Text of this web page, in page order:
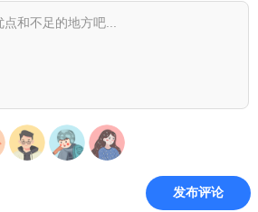
亮点
，会有详细的指示让你不会迷路，超大
操作简单流畅，老少皆宜，降落时要更
发布评论